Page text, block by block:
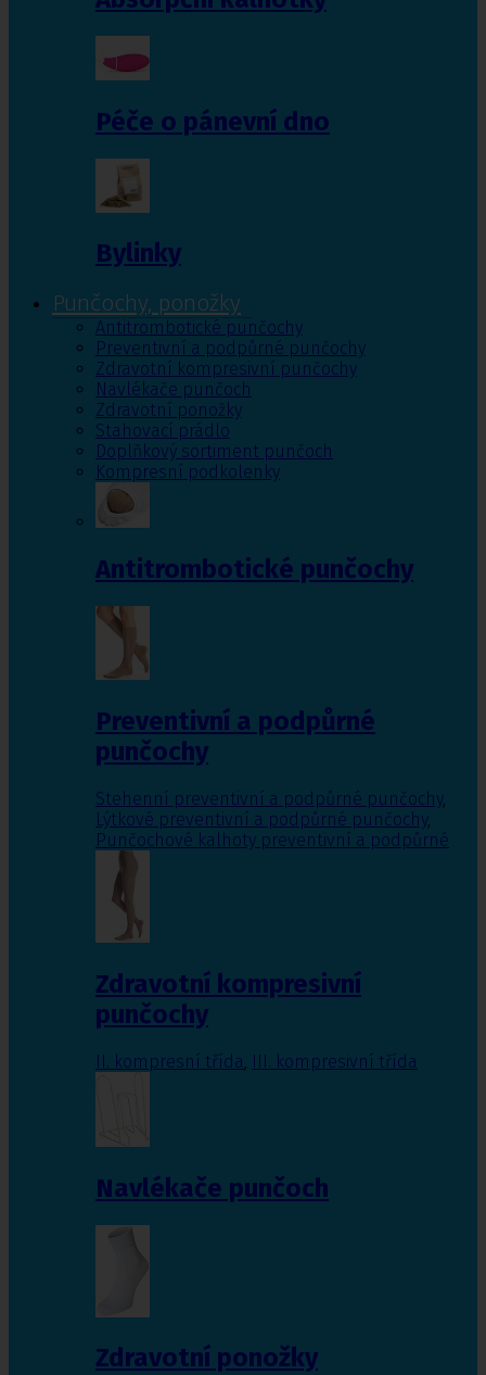
Péče o pánevní dno
Bylinky
Punčochy, ponožky
Antitrombotické punčochy
Preventivní a podpůrné punčochy
Zdravotní kompresivní punčochy
Navlékače punčoch
Zdravotní ponožky
Stahovací prádlo
Doplňkový sortiment punčoch
Kompresní podkolenky
Antitrombotické punčochy
Preventivní a podpůrné
punčochy
Stehenní preventivní a podpůrné punčochy,
Lýtkové preventivní a podpůrné punčochy,
Punčochové kalhoty preventivní a podpůrné
Zdravotní kompresivní
punčochy
II. kompresní třída III. kompresivní třída
Navlékače punčoch
Zdravotní ponožky